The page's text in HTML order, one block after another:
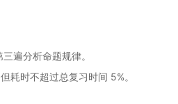
遍分析命题规律。
时不超过总复习时间 5%。